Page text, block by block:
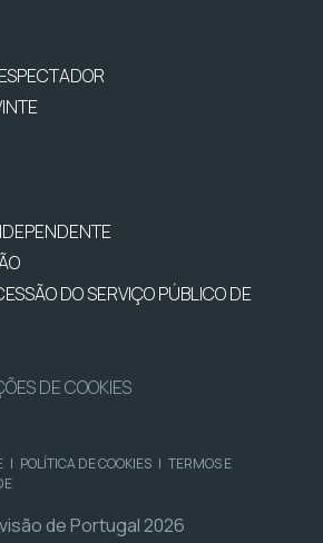
DO SERVIÇO PÚBLICO DE
DE COOKIES
| POLÍTICA DE COOKIES | TERMOS E
de Portugal 2026